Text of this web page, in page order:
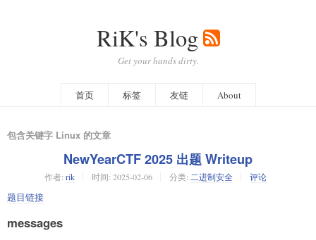
RiK's Blog
Get your hands dirty.
首页 标签 友链 About
包含关键字 Linux 的文章
NewYearCTF 2025 出题 Writeup
作者: rik 时间: 2025-02-06 分类: 二进制安全 评论
题目链接
messages